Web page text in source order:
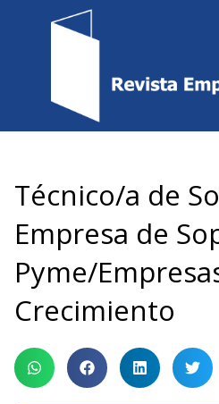
Técnico/a de
Empresa de
Pyme/
Crecimiento